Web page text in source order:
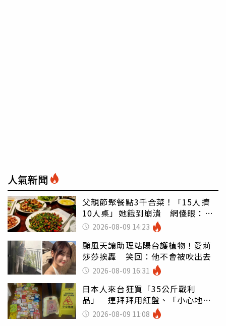
人氣新聞
父親節聚餐點3千合菜！「15人擠
10人桌」她餓到崩潰 網傻眼：讓
店家看笑話
2026-08-09 14:23
颱風天讓助理站陽台護植物！愛莉
莎莎挨轟 笑回：他不會被吹出去
2026-08-09 16:31
日本人來台狂買「35公斤戰利
品」 連拜拜用紅盤、「小心地
滑」告示牌也帶回家
2026-08-09 11:08